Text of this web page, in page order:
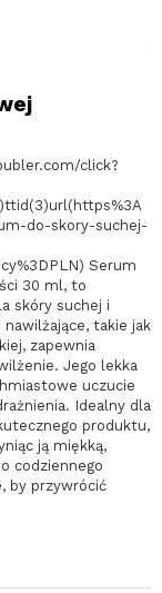
click?
do-skory-suchej-
Serum
30 ml, to
skóry suchej i
nawilżające, takie jak
zapewnia
Jego lekka
uczucie
Idealny dla
produktu,
ją miękką,
codziennego
by przywrócić